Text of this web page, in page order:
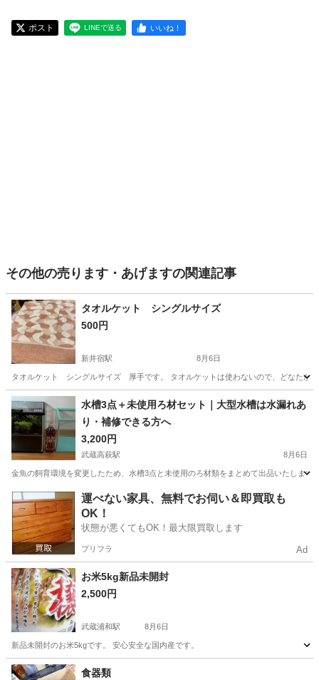
ポスト LINEで送る いいね！
その他の売ります・あげますの関連記事
タオルケット シングルサイズ
500円
新井宿駅 8月6日
タオルケット シングルサイズ 厚手です。 タオルケットは使わないので、どなたか
埼玉 川口市 新井宿駅 その他 シングル
水槽3点＋未使用ろ材セット｜大型水槽は水漏れあ
り・補修できる方へ
3,200円
武蔵高萩駅 8月6日
金魚の飼育環境を変更したため、水槽3点と未使用のろ材類をまとめて出品いたしま
埼玉 日高市 武蔵高萩駅 その他 水槽
運べない家具、無料でお伺い＆即買取も
OK！
状態が悪くてもOK！最大限買取します
プリフラ Ad
お米5kg新品未開封
2,500円
武蔵浦和駅 8月6日
新品未開封のお米5kgです。 安心安全な国内産です。
埼玉 さいたま市 武蔵浦和駅
食器類